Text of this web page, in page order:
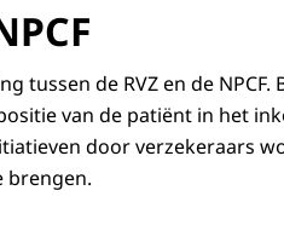
tussen de RVZ en de NPCF.
van de patiënt in het
door verzekeraars
brengen.